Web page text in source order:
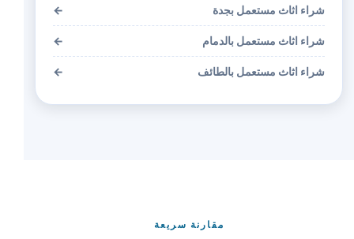
شراء اثاث مستعمل بجدة ←
شراء اثاث مستعمل بالدمام ←
شراء اثاث مستعمل بالطائف ←
مقارنة سريعة